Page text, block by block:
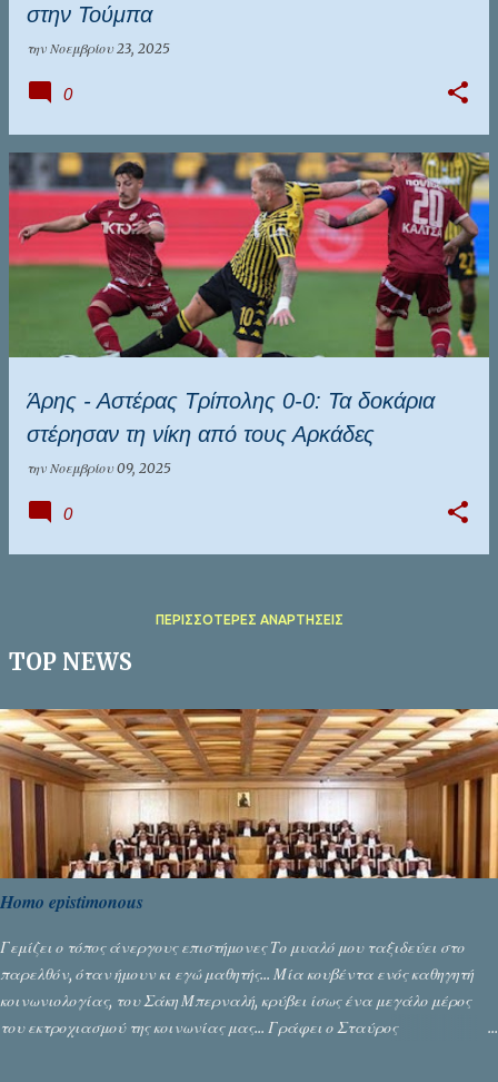
στην Τούμπα
την Νοεμβρίου 23, 2025
0
Άρης - Αστέρας Τρίπολης 0-0: Τα δοκάρια
στέρησαν τη νίκη από τους Αρκάδες
την Νοεμβρίου 09, 2025
0
ΠΕΡΙΣΣΌΤΕΡΕΣ ΑΝΑΡΤΉΣΕΙΣ
TOP NEWS
Homo epistimonous
Γεμίζει ο τόπος άνεργους επιστήμονες Το μυαλό μου ταξιδεύει στο
παρελθόν, όταν ήμουν κι εγώ μαθητής... Μία κουβέντα ενός καθηγητή
κοινωνιολογίας, του Σάκη Μπερναλή, κρύβει ίσως ένα μεγάλο μέρος
του εκτροχιασμού της κοινωνίας μας... Γράφει ο Σταύρος